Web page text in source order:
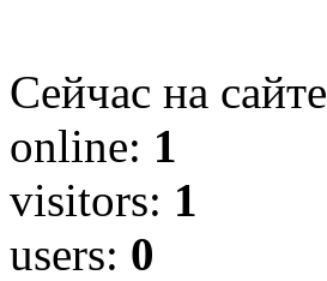
Сейчас на сайте
online: 1
visitors: 1
users: 0